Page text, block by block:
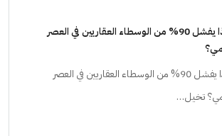
لماذا يفشل 90% من الوسطاء العقاريين في العصر
لماذا يفشل 90% من الوسطاء العقاريين في العصر
تخيل…